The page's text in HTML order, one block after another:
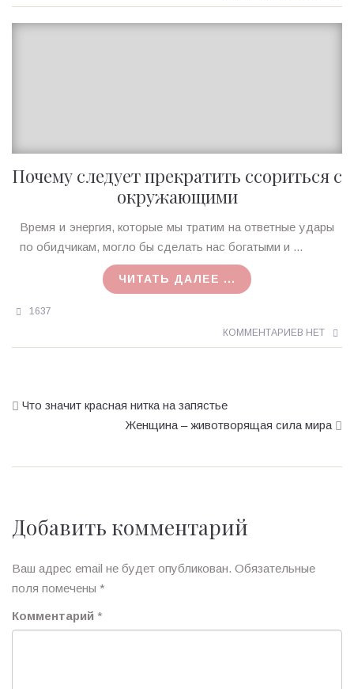
Почему следует прекратить ссориться с
окружающими
Ирина
MagicTantra
Время и энергия, которые мы тратим на ответные удары
по обидчикам, могло бы сделать нас богатыми и ...
ЧИТАТЬ ДАЛЕЕ ...
1637
КОММЕНТАРИЕВ НЕТ
Что значит красная нитка на запястье
Женщина – животворящая сила мира
Добавить комментарий
Ваш адрес email не будет опубликован. Обязательные
поля помечены *
Комментарий *